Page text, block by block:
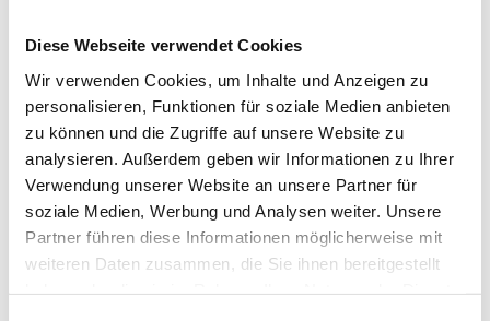
Diese Webseite verwendet Cookies
Wir verwenden Cookies, um Inhalte und Anzeigen zu
personalisieren, Funktionen für soziale Medien anbieten
zu können und die Zugriffe auf unsere Website zu
analysieren. Außerdem geben wir Informationen zu Ihrer
Verwendung unserer Website an unsere Partner für
soziale Medien, Werbung und Analysen weiter. Unsere
Partner führen diese Informationen möglicherweise mit
weiteren Daten zusammen, die Sie ihnen bereitgestellt
ONLINE MARKETING
15. JULI 2022
Transaktionelle Shopify E-Mails
im eigenen Shopdesign
Möchtest Du Deine Umsätze steigern, indem Du transaktionale
Shopify-E-Mails zu Deinem Marketing-Mix hinzufügst? Diese